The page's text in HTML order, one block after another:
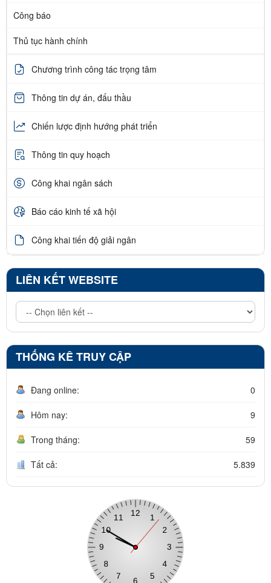
Công báo
Thủ tục hành chính
Chương trình công tác trọng tâm
Thông tin dự án, đấu thầu
Chiến lược định hướng phát triển
Thông tin quy hoạch
Công khai ngân sách
Báo cáo kinh tế xã hội
Công khai tiến độ giải ngân
LIÊN KẾT WEBSITE
THỐNG KÊ TRUY CẬP
Đang online: 0
Hôm nay: 9
Trong tháng: 59
Tất cả: 5.839